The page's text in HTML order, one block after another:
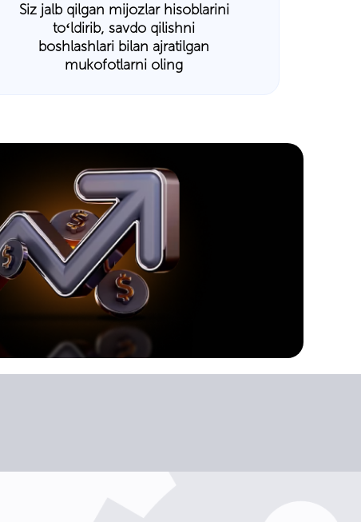
Siz jalb qilgan mijozlar hisoblarini
toʻldirib, savdo qilishni
boshlashlari bilan ajratilgan
mukofotlarni oling